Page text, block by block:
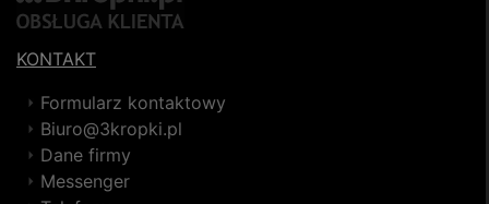
KONTAKT
Formularz kontaktowy
Biuro@3kropki.pl
Dane firmy
Messenger